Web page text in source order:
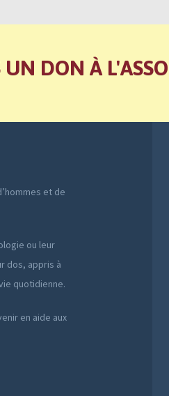
DON À
et de
ou leur
dos, appris à
quotidienne.
en aide aux